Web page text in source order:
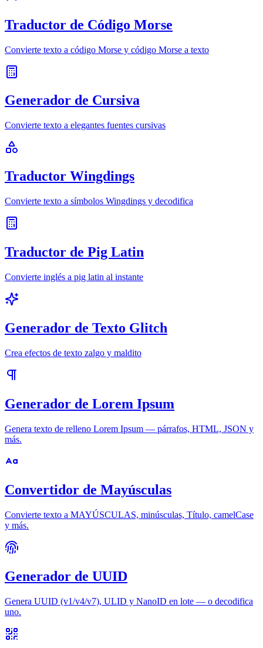
Traductor de Código Morse
Convierte texto a código Morse y código Morse a texto
Generador de Cursiva
Convierte texto a elegantes fuentes cursivas
Traductor Wingdings
Convierte texto a símbolos Wingdings y decodifica
Traductor de Pig Latin
Convierte inglés a pig latin al instante
Generador de Texto Glitch
Crea efectos de texto zalgo y maldito
Generador de Lorem Ipsum
Genera texto de relleno Lorem Ipsum — párrafos, HTML, JSON y
más.
Convertidor de Mayúsculas
Convierte texto a MAYÚSCULAS, minúsculas, Título, camelCase
y más.
Generador de UUID
Genera UUID (v1/v4/v7), ULID y NanoID en lote — o decodifica
uno.